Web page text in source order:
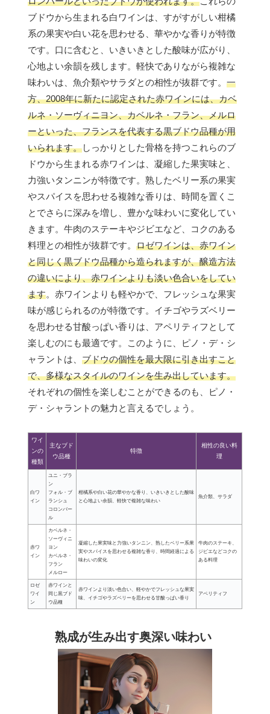
ブドウから生まれる白ワインは、すがすがしい柑橘
系の果実や白い花を思わせる、華やかな香りが特徴
です。口に含むと、いきいきとした酸味が広がり、
心地よい余韻を残します。軽快でありながら複雑な
味わいは、魚介類やサラダとの相性が抜群です。 一
方、2008年に新たに認定された赤ワインには、カベ
ルネ・ソーヴィニヨン、カベルネ・フラン、メルロ
ーといった、フランスを代表する黒ブドウ品種が用
いられます。しっかりとした骨格を持つこれらのブ
ドウから生まれる赤ワインは、凝縮した果実味と、
力強いタンニンが特徴です。熟したベリー系の果実
やスパイスを思わせる複雑な香りは、時間を置くこ
とでさらに深みを増し、豊かな味わいに変化してい
きます。牛肉のステーキやジビエなど、コクのある
料理との相性が抜群です。 ロゼワインは、赤ワイン
と同じく黒ブドウ品種から造られますが、醸造方法
の違いにより、赤ワインよりも淡い色合いをしてい
ます。赤ワインよりも軽やかで、フレッシュな果実
味が感じられるのが特徴です。イチゴやラズベリー
を思わせる甘酸っぱい香りは、アペリティフとして
楽しむのにも最適です。このように、ピノ・デ・シ
ャラントは、 ブドウの個性を最大限に引き出すこと
で、多様なスタイルのワインを生み出しています。
それぞれの個性を楽しむことができるのも、ピノ・
デ・シャラントの魅力と言えるでしょう。
ワイ
ンの
種類
主なブド
ウ品種
特徴
相性の良い料
理
白ワ
イン
ユニ・ブラ
ン
フォル・ブ
ランシュ
コロンバー
ル
柑橘系や白い花の華やかな香り、いきいきとした酸味
と心地よい余韻、軽快で複雑な味わい
魚介類、サラダ
赤ワ
イン
カベルネ・
ソーヴィニ
ヨン
カベルネ・
フラン
メルロー
凝縮した果実味と力強いタンニン、熟したベリー系果
実やスパイスを思わせる複雑な香り、時間経過による
味わいの変化
牛肉のステーキ、
ジビエなどコクの
ある料理
ロゼ
ワイ
ン
赤ワインと
同じ黒ブド
ウ品種
赤ワインより淡い色合い、軽やかでフレッシュな果実
味、イチゴやラズベリーを思わせる甘酸っぱい香り
アペリティフ
熟成が生み出す奥深い味わい